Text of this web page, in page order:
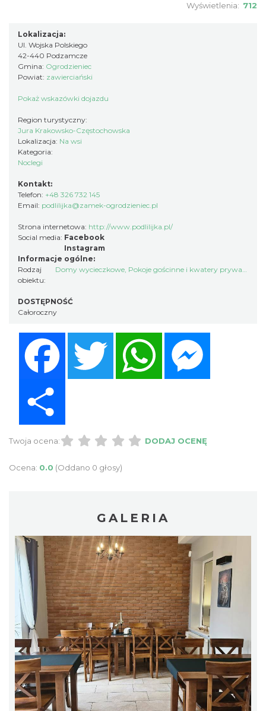
Wyświetlenia: 712
Lokalizacja:
Ul. Wojska Polskiego
42-440 Podzamcze
Gmina: Ogrodzieniec
Powiat: zawierciański
Pokaż wskazówki dojazdu
Region turystyczny:
Jura Krakowsko-Częstochowska
Lokalizacja: Na wsi
Kategoria:
Noclegi
Kontakt:
Telefon: +48 326 732 145
Email: podlilijka@zamek-ogrodzieniec.pl
Strona internetowa: http://www.podlilijka.pl/
Social media: Facebook
Instagram
Informacje ogólne:
Rodzaj
obiektu:
Domy wycieczkowe, Pokoje gościnne i kwatery prywatne
DOSTĘPNOŚĆ
Całoroczny
Twitter WhatsApp
Twoja ocena: DODAJ OCENĘ
Ocena: 0.0 (Oddano 0 głosy)
GALERIA